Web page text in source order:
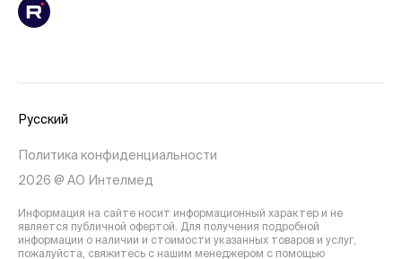
Русский
Политика конфиденциальности
2026 @ АО Интелмед
Информация на сайте носит информационный характер и не
является публичной офертой. Для получения подробной
информации о наличии и стоимости указанных товаров и услуг,
пожалуйста, свяжитесь с нашим менеджером с помощью